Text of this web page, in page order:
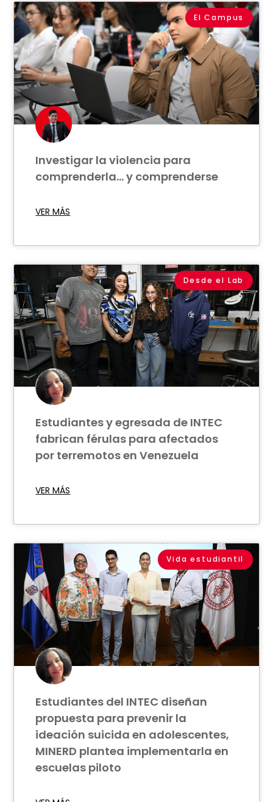
El Campus
Investigar la violencia para
comprenderla… y comprenderse
VER MÁS
Desde el Lab
Estudiantes y egresada de INTEC
fabrican férulas para afectados
por terremotos en Venezuela
VER MÁS
Vida estudiantil
Estudiantes del INTEC diseñan
propuesta para prevenir la
ideación suicida en adolescentes,
MINERD plantea implementarla en
escuelas piloto